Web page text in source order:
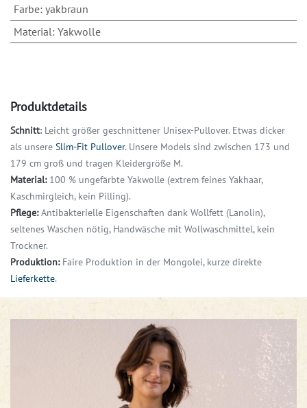
Farbe: yakbraun
Material: Yakwolle
Produktdetails
Schnitt: Leicht größer geschnittener Unisex-Pullover. Etwas dicker
als unsere Slim-Fit Pullover. Unsere Models sind zwischen 173 und
179 cm groß und tragen Kleidergröße M.
Material:100 % ungefärbte Yakwolle (extrem feines Yakhaar,
Kaschmirgleich, kein Pilling).
Pflege:Antibakterielle Eigenschaften dank Wollfett (Lanolin),
seltenes Waschen nötig, Handwäsche mit Wollwaschmittel, kein
Trockner.
Produktion:Faire Produktion in der Mongolei, kurze direkte
Lieferkette.